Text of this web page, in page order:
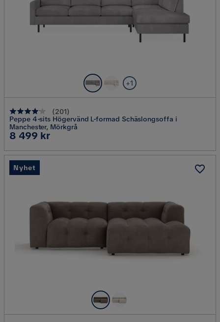
+1
(201)
Peppe 4-sits Högervänd L-formad Schäslongsoffa i
Manchester, Mörkgrå
Pris
8 499 kr
Nyhet